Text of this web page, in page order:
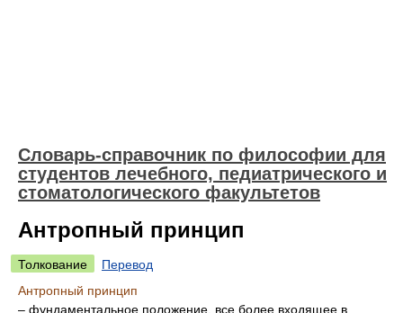
Словарь-справочник по философии для
студентов лечебного, педиатрического и
стоматологического факультетов
Антропный принцип
Толкование
Перевод
Антропный принцип
– фундаментальное положение, все более входящее в